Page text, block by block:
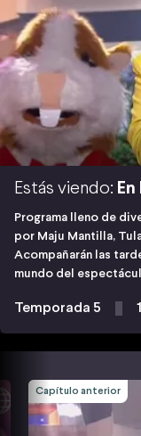
Estás viendo:
Programa lleno de
por Maju Mantilla,
Acompañarán las
mundo del
Temporada 5
Capítulo anterior